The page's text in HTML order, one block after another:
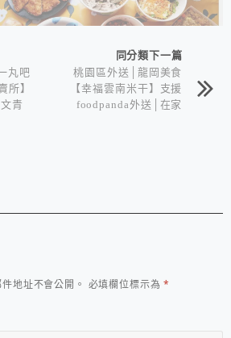
地美食
丸吧
所】
青
同分類下一篇
桃園區外送│龍岡美食
【幸福雲南米干】支援
foodpanda外送│在家
地址不會公開。 必填欄位標示為*